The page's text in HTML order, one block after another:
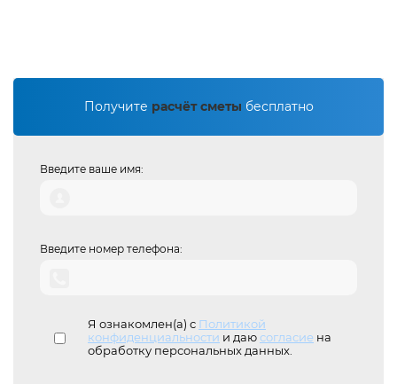
Получите расчёт сметы бесплатно
Введите ваше имя:
Введите номер телефона:
Я ознакомлен(а) с Политикой
конфиденциальности и даюсогласие на
обработку персональных данных.